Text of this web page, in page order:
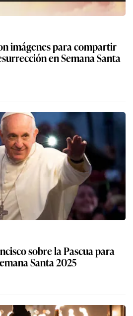
imágenes para compartir
en Semana Santa
sobre la Pascua para
Santa 2025